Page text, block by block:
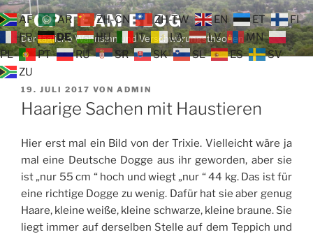
Zum
Inhalt
springen
TOP TEAM BLOG
Der tägliche Wahnsinn und Verschwörungstheorien
VERÖFFENTLICHT
AM
19. JULI 2017 VON ADMIN
Haarige Sachen mit Haustieren
Hier erst mal ein Bild von der Trixie. Vielleicht wäre ja
mal eine Deutsche Dogge aus ihr geworden, aber sie
ist „nur 55 cm “ hoch und wiegt „nur “ 44 kg. Das ist für
eine richtige Dogge zu wenig. Dafür hat sie aber genug
Haare, kleine weiße, kleine schwarze, kleine braune. Sie
liegt immer auf derselben Stelle auf dem Teppich und
AF AR ZH-CN ZH-TW EN ET
FI
FR
DE HU IT LA LV
MN
PL
PT RU SR SK SL ES
SV
ZU